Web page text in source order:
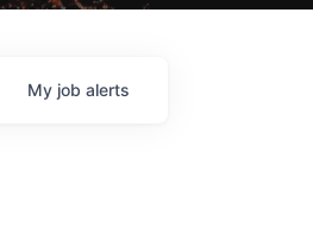
My job alerts